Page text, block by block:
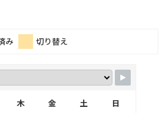
み 切り替え
木 金 土 日